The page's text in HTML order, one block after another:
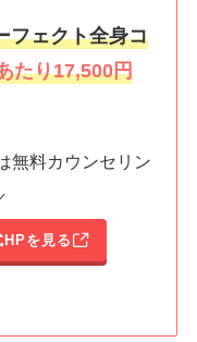
フェクト全身コ
たり17,500円
無料カウンセリン
を見る